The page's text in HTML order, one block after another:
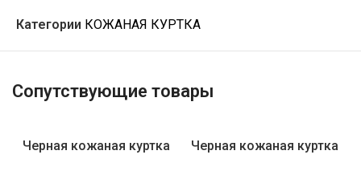
Категории КОЖАНАЯ КУРТКА
Сопутствующие товары
Черная кожаная куртка Черная кожаная куртка